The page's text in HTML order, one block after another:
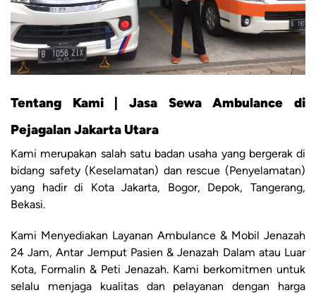
Tentang Kami | Jasa Sewa Ambulance di
Pejagalan Jakarta Utara
Kami merupakan salah satu badan usaha yang bergerak di
bidang safety (Keselamatan) dan rescue (Penyelamatan)
yang hadir di Kota Jakarta, Bogor, Depok, Tangerang,
Bekasi.
Kami Menyediakan Layanan Ambulance & Mobil Jenazah
24 Jam, Antar Jemput Pasien & Jenazah Dalam atau Luar
Kota, Formalin & Peti Jenazah. Kami berkomitmen untuk
selalu menjaga kualitas dan pelayanan dengan harga